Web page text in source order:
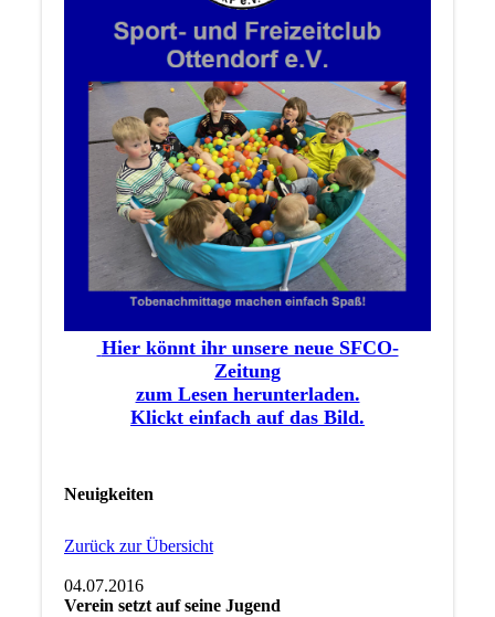
Hier könnt ihr unsere neue SFCO-
Zeitung
zum Lesen herunterladen.
Klickt einfach auf das Bild.
Neuigkeiten
Zurück zur Übersicht
04.07.2016
Verein setzt auf seine Jugend